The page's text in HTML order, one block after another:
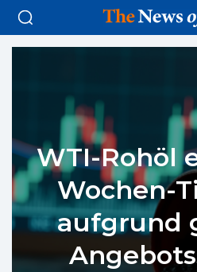
WTI-Rohöl
Wochen-
aufgrund